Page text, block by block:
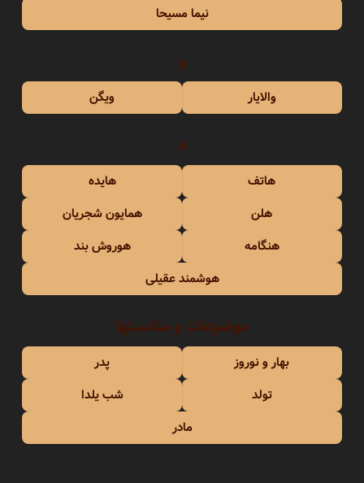
نیما مسیحا
و
والایار ویگن
ه
هاتف
هایده
هلن
همایون شجریان
هنگامه
هوروش بند
هوشمند عقیلی
موضوعات و مناسبتها
بهار و نوروز
پدر
تولد
شب یلدا
مادر